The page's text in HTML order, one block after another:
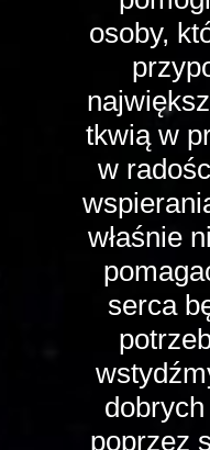
osoby,
tkwią w
w
właśnie
serca
poprzez